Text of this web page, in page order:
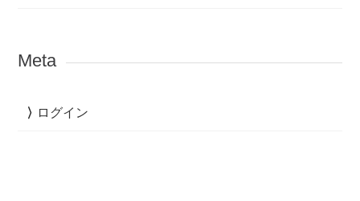
Meta
ログイン